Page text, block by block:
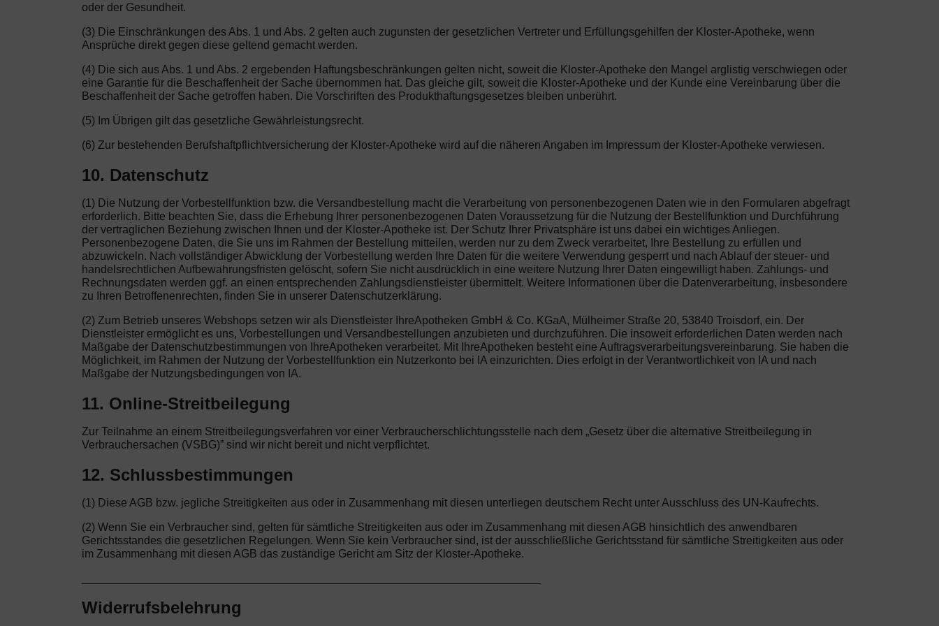
oder der Gesundheit.
(3) Die Einschränkungen des Abs. 1 und Abs. 2 gelten auch zugunsten der gesetzlichen Vertreter und Erfüllungsgehilfen der Kloster-Apotheke, wenn
Ansprüche direkt gegen diese geltend gemacht werden.
(4) Die sich aus Abs. 1 und Abs. 2 ergebenden Haftungsbeschränkungen gelten nicht, soweit die Kloster-Apotheke den Mangel arglistig verschwiegen oder
eine Garantie für die Beschaffenheit der Sache übernommen hat. Das gleiche gilt, soweit die Kloster-Apotheke und der Kunde eine Vereinbarung über die
Beschaffenheit der Sache getroffen haben. Die Vorschriften des Produkthaftungsgesetzes bleiben unberührt.
(5) Im Übrigen gilt das gesetzliche Gewährleistungsrecht.
(6) Zur bestehenden Berufshaftpflichtversicherung der Kloster-Apotheke wird auf die näheren Angaben im Impressum der Kloster-Apotheke verwiesen.
10. Datenschutz
(1) Die Nutzung der Vorbestellfunktion bzw. die Versandbestellung macht die Verarbeitung von personenbezogenen Daten wie in den Formularen abgefragt
erforderlich. Bitte beachten Sie, dass die Erhebung Ihrer personenbezogenen Daten Voraussetzung für die Nutzung der Bestellfunktion und Durchführung
der vertraglichen Beziehung zwischen Ihnen und der Kloster-Apotheke ist. Der Schutz Ihrer Privatsphäre ist uns dabei ein wichtiges Anliegen.
Personenbezogene Daten, die Sie uns im Rahmen der Bestellung mitteilen, werden nur zu dem Zweck verarbeitet, Ihre Bestellung zu erfüllen und
abzuwickeln. Nach vollständiger Abwicklung der Vorbestellung werden Ihre Daten für die weitere Verwendung gesperrt und nach Ablauf der steuer- und
handelsrechtlichen Aufbewahrungsfristen gelöscht, sofern Sie nicht ausdrücklich in eine weitere Nutzung Ihrer Daten eingewilligt haben. Zahlungs- und
Rechnungsdaten werden ggf. an einen entsprechenden Zahlungsdienstleister übermittelt. Weitere Informationen über die Datenverarbeitung, insbesondere
zu Ihren Betroffenenrechten, finden Sie in unserer Datenschutzerklärung.
(2) Zum Betrieb unseres Webshops setzen wir als Dienstleister IhreApotheken GmbH & Co. KGaA, Mülheimer Straße 20, 53840 Troisdorf, ein. Der
Dienstleister ermöglicht es uns, Vorbestellungen und Versandbestellungen anzubieten und durchzuführen. Die insoweit erforderlichen Daten werden nach
Maßgabe der Datenschutzbestimmungen von IhreApotheken verarbeitet. Mit IhreApotheken besteht eine Auftragsverarbeitungsvereinbarung. Sie haben die
Möglichkeit, im Rahmen der Nutzung der Vorbestellfunktion ein Nutzerkonto bei IA einzurichten. Dies erfolgt in der Verantwortlichkeit von IA und nach
Maßgabe der Nutzungsbedingungen von IA.
11. Online-Streitbeilegung
Zur Teilnahme an einem Streitbeilegungsverfahren vor einer Verbraucherschlichtungsstelle nach dem „Gesetz über die alternative Streitbeilegung in
Verbrauchersachen (VSBG)” sind wir nicht bereit und nicht verpflichtet.
12. Schlussbestimmungen
(1) Diese AGB bzw. jegliche Streitigkeiten aus oder in Zusammenhang mit diesen unterliegen deutschem Recht unter Ausschluss des UN-Kaufrechts.
(2) Wenn Sie ein Verbraucher sind, gelten für sämtliche Streitigkeiten aus oder im Zusammenhang mit diesen AGB hinsichtlich des anwendbaren
Gerichtsstandes die gesetzlichen Regelungen. Wenn Sie kein Verbraucher sind, ist der ausschließliche Gerichtsstand für sämtliche Streitigkeiten aus oder
im Zusammenhang mit diesen AGB das zuständige Gericht am Sitz der Kloster-Apotheke.
Widerrufsbelehrung